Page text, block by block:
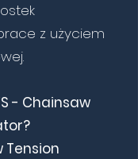
z użyciem
- Chainsaw
Tension